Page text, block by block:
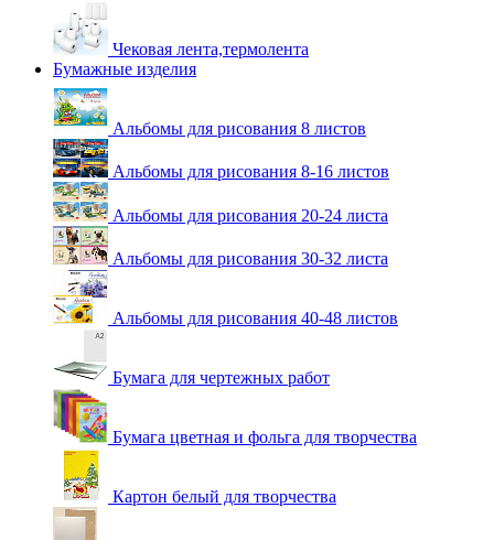
Чековая лента,термолента
Бумажные изделия
Альбомы для рисования 8 листов
Альбомы для рисования 8-16 листов
Альбомы для рисования 20-24 листа
Альбомы для рисования 30-32 листа
Альбомы для рисования 40-48 листов
Бумага для чертежных работ
Бумага цветная и фольга для творчества
Картон белый для творчества